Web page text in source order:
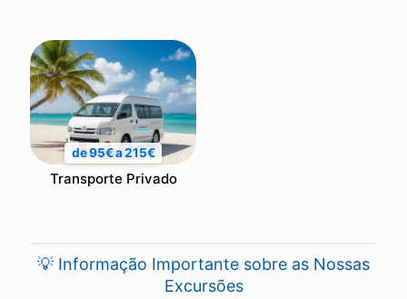
de 95€ a 215€
Transporte Privado
💡 Informação Importante sobre as Nossas
Excursões